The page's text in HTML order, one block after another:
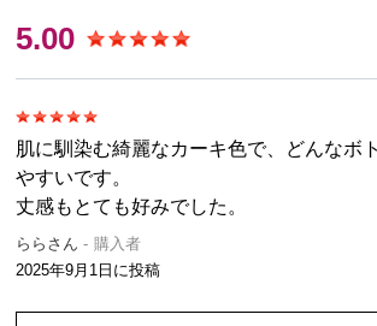
5.00
肌に馴染む綺麗なカーキ色で、どんなボ
やすいです。
丈感もとても好みでした。
ららさん
購入者
2025年9月1日 に投稿